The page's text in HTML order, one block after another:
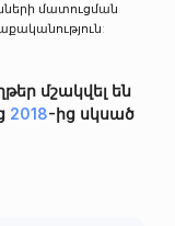
մատուցման
:
մշակվել են
2018-ից սկսած